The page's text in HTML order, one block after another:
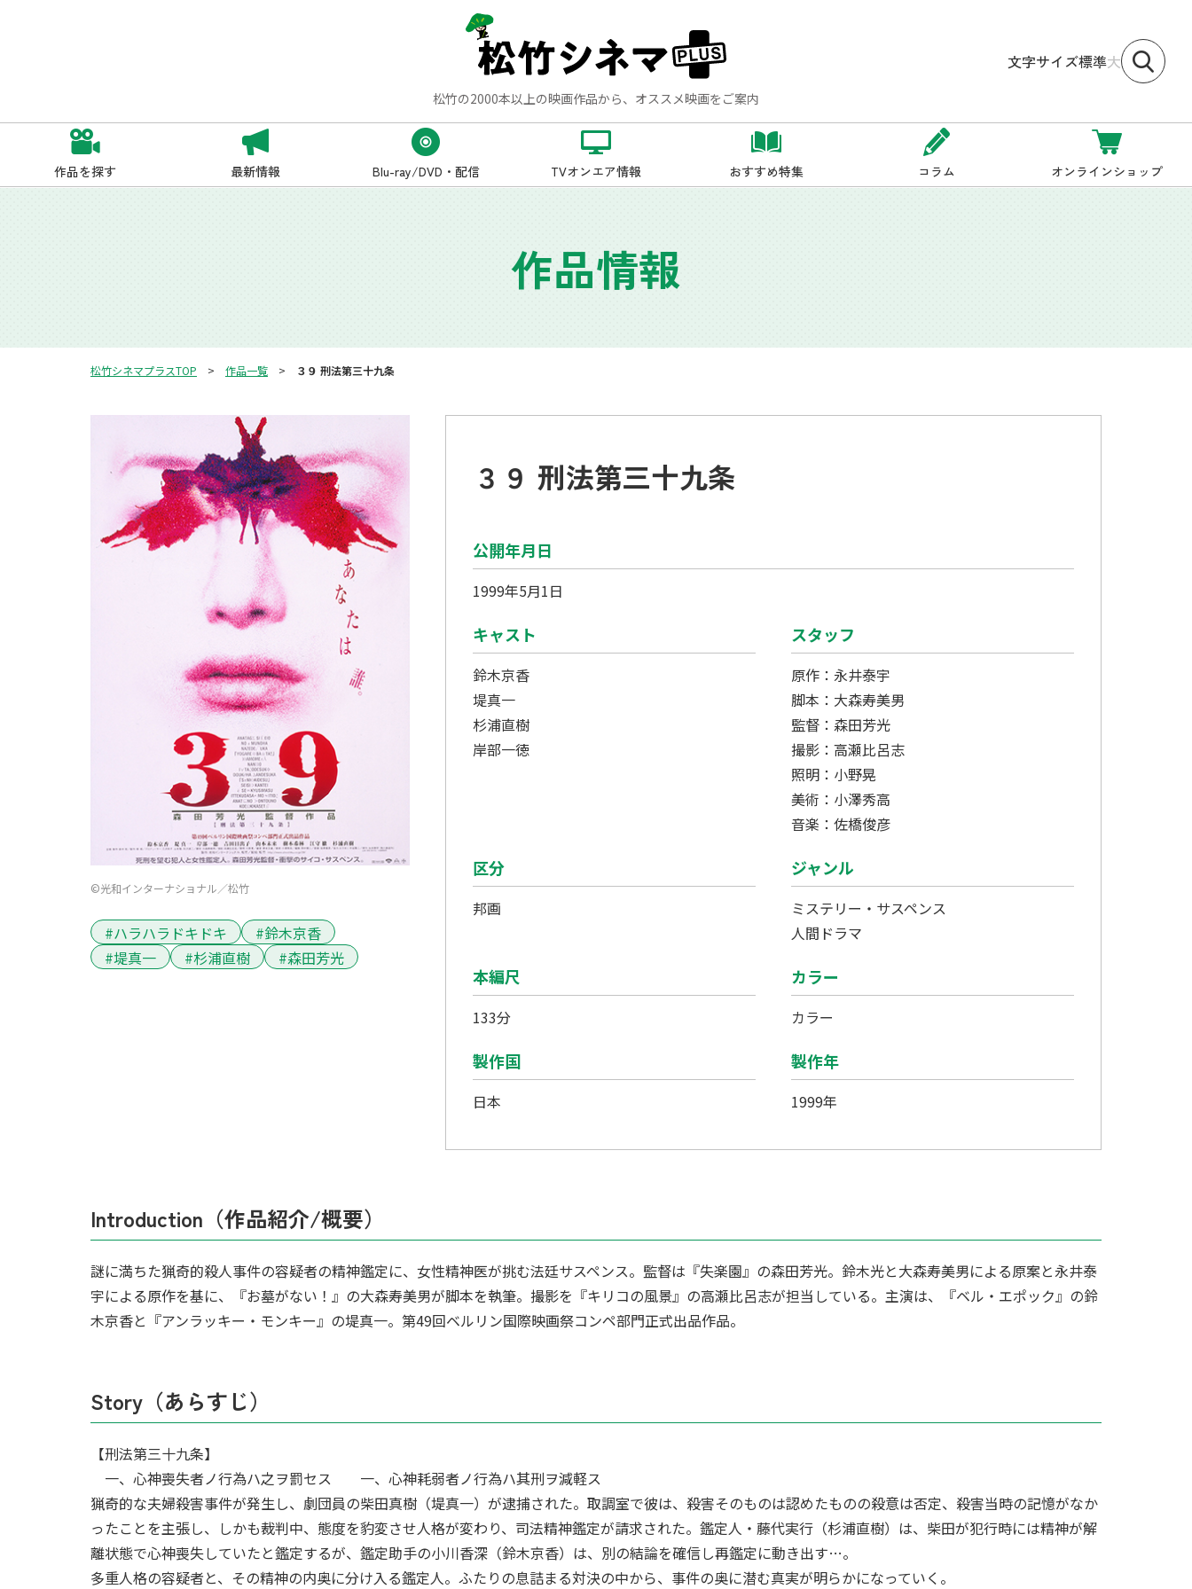
松竹の2000本以上の映画作品から、オススメ映画をご案内
文字サイズ標準大
作品を探す 最新情報 Blu-ray/DVD・配信 TVオンエア情報 おすすめ特集 コラム オンラインショップ
作品情報
松竹シネマプラスTOP 作品一覧 ３９ 刑法第三十九条
©光和インターナショナル／松竹
#ハラハラドキドキ
#鈴木京香
#堤真一
#杉浦直樹 #森田芳光
３９ 刑法第三十九条
公開年月日
1999年5月1日
キャスト
鈴木京香
堤真一
杉浦直樹
岸部一徳
スタッフ
原作：永井泰宇
脚本：大森寿美男
監督：森田芳光
撮影：高瀬比呂志
照明：小野晃
美術：小澤秀高
音楽：佐橋俊彦
区分
邦画
ジャンル
ミステリー・サスペンス
人間ドラマ
本編尺
133分
カラー
カラー
製作国
日本
製作年
1999年
Introduction（作品紹介/概要）
謎に満ちた猟奇的殺人事件の容疑者の精神鑑定に、女性精神医が挑む法廷サスペンス。監督は『失楽園』の森田芳光。鈴木光と大森寿美男による原案と永井泰
宇による原作を基に、『お墓がない！』の大森寿美男が脚本を執筆。撮影を『キリコの風景』の高瀬比呂志が担当している。主演は、『ベル・エポック』の鈴
木京香と『アンラッキー・モンキー』の堤真一。第49回ベルリン国際映画祭コンペ部門正式出品作品。
Story（あらすじ）
【刑法第三十九条】
一、心神喪失者ノ行為ハ之ヲ罰セス 一、心神耗弱者ノ行為ハ其刑ヲ減軽ス
猟奇的な夫婦殺害事件が発生し、劇団員の柴田真樹（堤真一）が逮捕された。取調室で彼は、殺害そのものは認めたものの殺意は否定、殺害当時の記憶がなか
ったことを主張し、しかも裁判中、態度を豹変させ人格が変わり、司法精神鑑定が請求された。鑑定人・藤代実行（杉浦直樹）は、柴田が犯行時には精神が解
離状態で心神喪失していたと鑑定するが、鑑定助手の小川香深（鈴木京香）は、別の結論を確信し再鑑定に動き出す…。
多重人格の容疑者と、その精神の内奥に分け入る鑑定人。ふたりの息詰まる対決の中から、事件の奥に潜む真実が明らかになっていく。